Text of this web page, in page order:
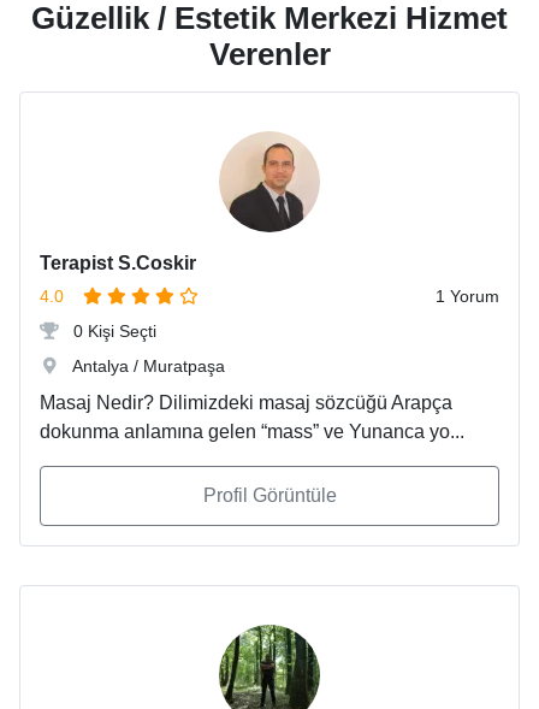
Güzellik / Estetik Merkezi Hizmet
Verenler
Terapist S.Coskir
4.0
1 Yorum
0 Kişi Seçti
Antalya / Muratpaşa
Masaj Nedir? Dilimizdeki masaj sözcüğü Arapça
dokunma anlamına gelen “mass” ve Yunanca yo...
Profil Görüntüle